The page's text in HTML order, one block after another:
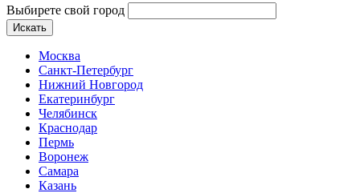
Выбирете свой город
Искать
Москва
Санкт-Петербург
Нижний Новгород
Екатеринбург
Челябинск
Краснодар
Пермь
Воронеж
Самара
Казань